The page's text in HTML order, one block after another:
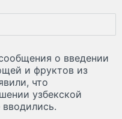
о введении
и фруктов из
что
узбекской